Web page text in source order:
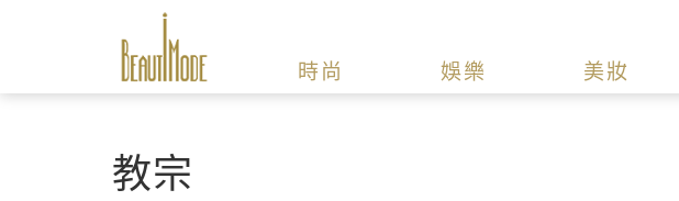
時尚 娛樂 美妝
教宗